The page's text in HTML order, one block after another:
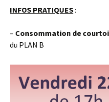
INFOS PRATIQUES:
– Consommation de
du PLAN B